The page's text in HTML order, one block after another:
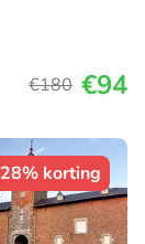
€180 €94
28% korting